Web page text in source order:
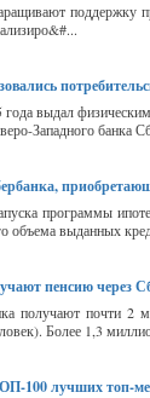
года выдал
Западного банка
программы
объема выданных
пенсию через
получают почти 2
Более 1,3
100 лучших топ-